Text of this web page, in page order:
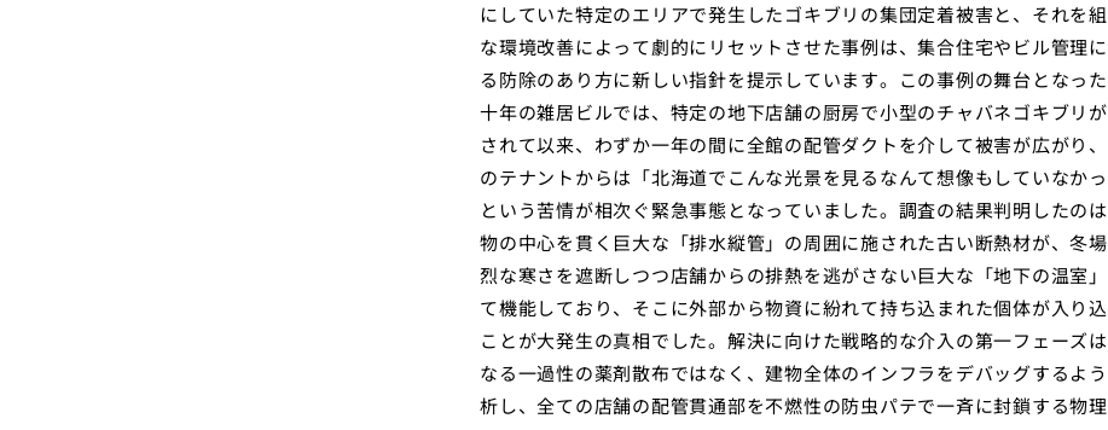
にしていた特定のエリアで発生したゴキブリの集団定着被害と、それを
な環境改善によって劇的にリセットさせた事例は、集合住宅やビル管理
る防除のあり方に新しい指針を提示しています。この事例の舞台となっ
十年の雑居ビルでは、特定の地下店舗の厨房で小型のチャバネゴキブリ
されて以来、わずか一年の間に全館の配管ダクトを介して被害が広がり
のテナントからは「北海道でこんな光景を見るなんて想像もしていなかっ
という苦情が相次ぐ緊急事態となっていました。調査の結果判明したの
物の中心を貫く巨大な「排水縦管」の周囲に施された古い断熱材が、冬
烈な寒さを遮断しつつ店舗からの排熱を逃がさない巨大な「地下の温室
て機能しており、そこに外部から物資に紛れて持ち込まれた個体が入り
ことが大発生の真相でした。解決に向けた戦略的な介入の第一フェーズ
なる一過性の薬剤散布ではなく、建物全体のインフラをデバッグするよ
析し、全ての店舗の配管貫通部を不燃性の防虫パテで一斉に封鎖する物